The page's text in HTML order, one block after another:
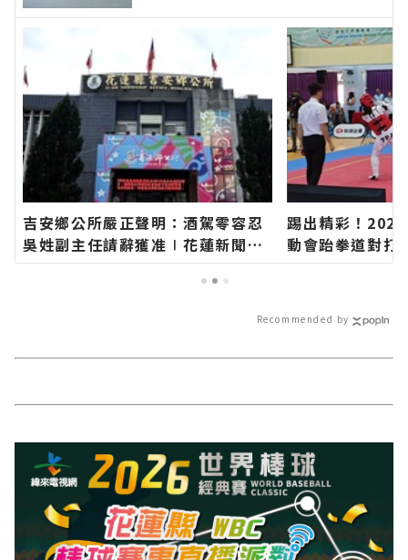
的今日新聞報導 最新的在地資
訊！
吉安鄉公所嚴正聲明：酒駕零容忍
吳姓副主任請辭獲准∣花蓮新聞網
官方網站各類新聞－最快速的今日
新聞報導 最新的在地資訊！
踢出精彩！
動會跆拳道對
聞網官方網站各
Recommended by